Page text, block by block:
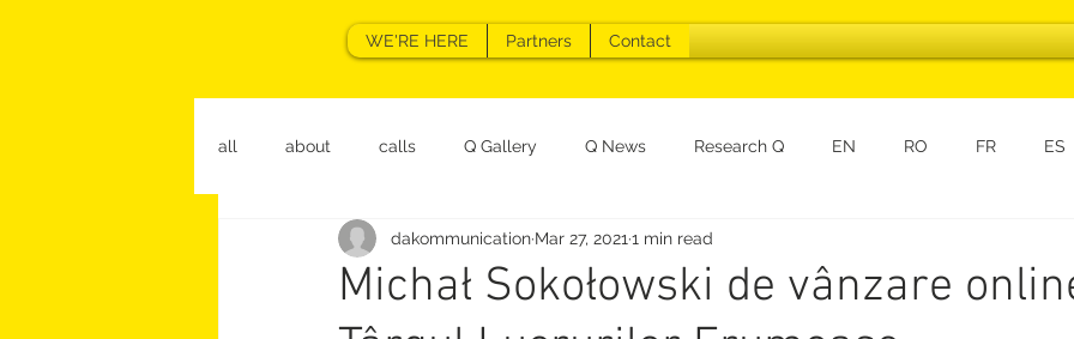
WE'RE HERE Partners Contact
all about calls Q Gallery Q News Research Q EN RO FR ES
Michał Sokołowski de vânzare
dakommunication Mar 27, 2021 1 min read